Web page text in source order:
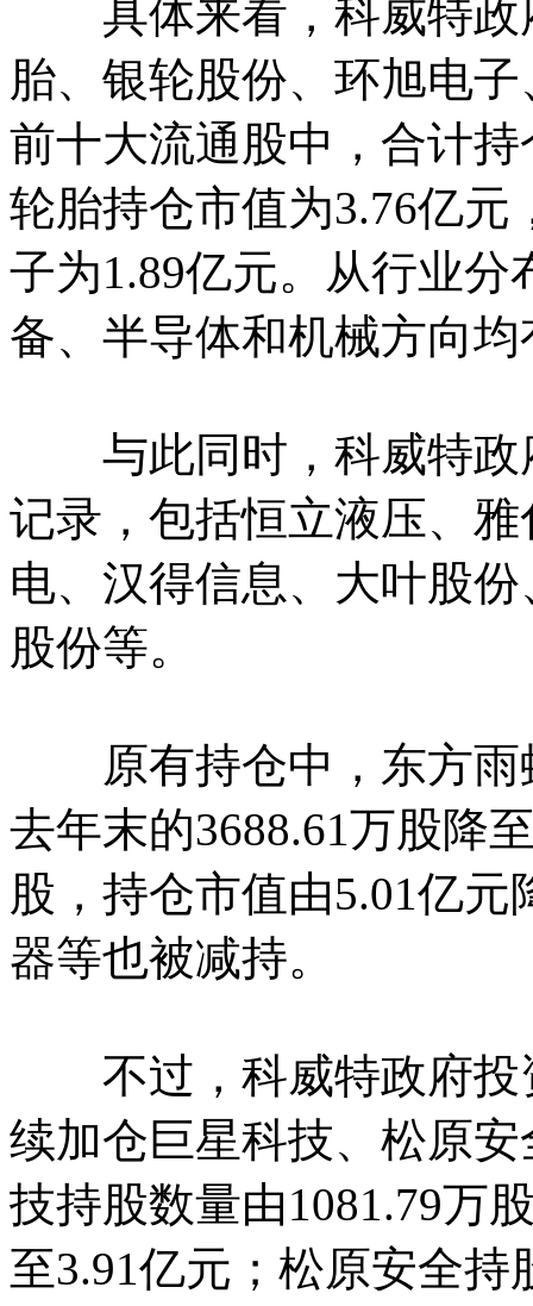
具体来看，科威特政
胎、银轮股份、环旭电
前十大流通股中，合计
轮胎持仓市值为3.76亿元
子为1.89亿元。从行业
备、半导体和机械方向
与此同时，科威特政
记录，包括恒立液压、
电、汉得信息、大叶股
股份等。
原有持仓中，东方雨
去年末的3688.61万股降
股，持仓市值由5.01亿
器等也被减持。
不过，科威特政府投
续加仓巨星科技、松原
技持股数量由1081.79万
至3.91亿元；松原安全持